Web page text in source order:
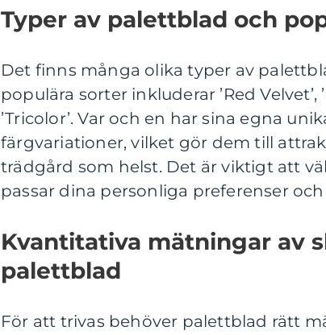
Typer av palettblad och
Det finns många olika typer av
populära sorter inkluderar ’Red Velvet’,
’Tricolor’. Var och en har sina egna
färgvariationer, vilket gör dem till
trädgård som helst. Det är viktigt att
passar dina personliga preferenser
Kvantitativa mätningar av
palettblad
För att trivas behöver palettblad rätt